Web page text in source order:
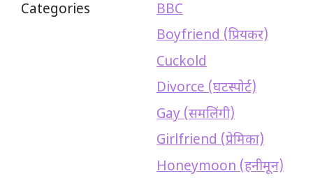
Categories
BBC
Boyfriend (प्रियकर)
Cuckold
Divorce (घटस्पोर्ट)
Gay (समलिंगी)
Girlfriend (प्रेमिका)
Honeymoon (हनीमून)